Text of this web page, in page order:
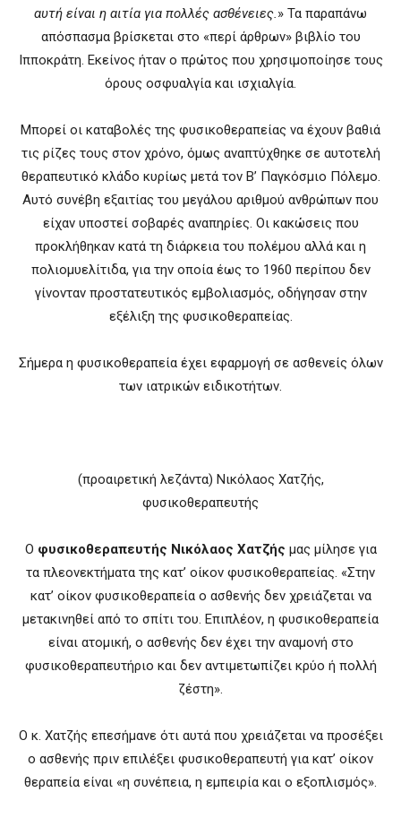
αυτή είναι η αιτία για πολλές ασθένειες.» Τα παραπάνω
απόσπασμα βρίσκεται στο «περί άρθρων» βιβλίο του
Ιπποκράτη. Εκείνος ήταν ο πρώτος που χρησιμοποίησε τους
όρους οσφυαλγία και ισχιαλγία.
Μπορεί οι καταβολές της φυσικοθεραπείας να έχουν βαθιά
τις ρίζες τους στον χρόνο, όμως αναπτύχθηκε σε αυτοτελή
θεραπευτικό κλάδο κυρίως μετά τον Β’ Παγκόσμιο Πόλεμο.
Αυτό συνέβη εξαιτίας του μεγάλου αριθμού ανθρώπων που
είχαν υποστεί σοβαρές αναπηρίες. Οι κακώσεις που
προκλήθηκαν κατά τη διάρκεια του πολέμου αλλά και η
πολιομυελίτιδα, για την οποία έως το 1960 περίπου δεν
γίνονταν προστατευτικός εμβολιασμός, οδήγησαν στην
εξέλιξη της φυσικοθεραπείας.
Σήμερα η φυσικοθεραπεία έχει εφαρμογή σε ασθενείς όλων
των ιατρικών ειδικοτήτων.
(προαιρετική λεζάντα) Νικόλαος Χατζής,
φυσικοθεραπευτής
O φυσικοθεραπευτής Νικόλαος Χατζής μας μίλησε για
τα πλεονεκτήματα της κατ’ οίκον φυσικοθεραπείας. «Στην
κατ’ οίκον φυσικοθεραπεία ο ασθενής δεν χρειάζεται να
μετακινηθεί από το σπίτι του. Επιπλέον, η φυσικοθεραπεία
είναι ατομική, ο ασθενής δεν έχει την αναμονή στο
φυσικοθεραπευτήριο και δεν αντιμετωπίζει κρύο ή πολλή
ζέστη».
Ο κ. Χατζής επεσήμανε ότι αυτά που χρειάζεται να προσέξει
ο ασθενής πριν επιλέξει φυσικοθεραπευτή για κατ’ οίκον
θεραπεία είναι «η συνέπεια, η εμπειρία και ο εξοπλισμός».